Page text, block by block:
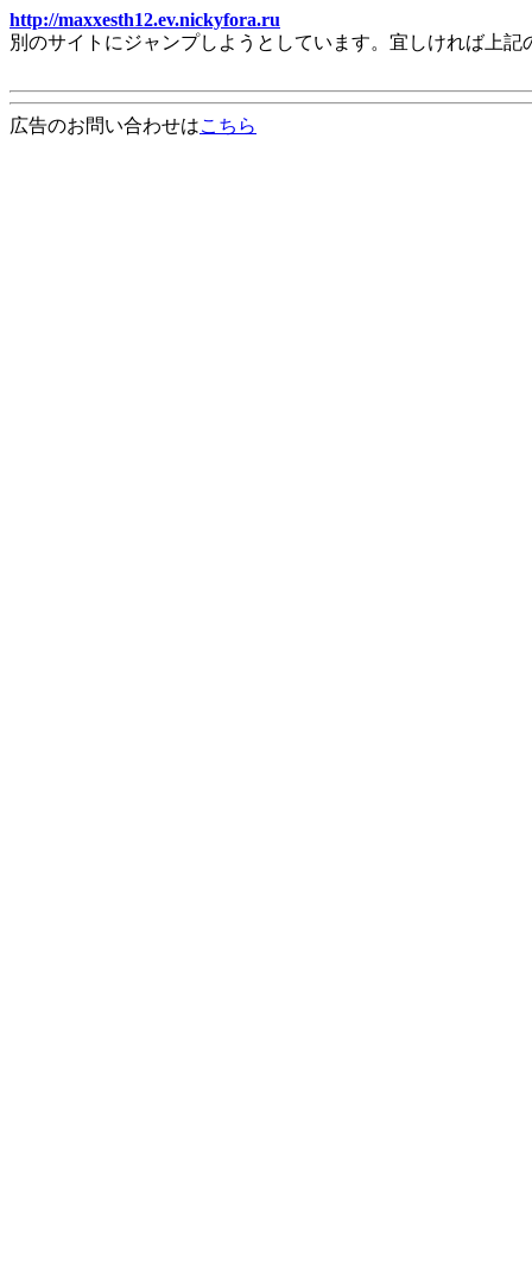
http://maxxesth12.ev.nickyfora.ru
別のサイトにジャンプしようとしています。宜しければ上
広告のお問い合わせはこちら